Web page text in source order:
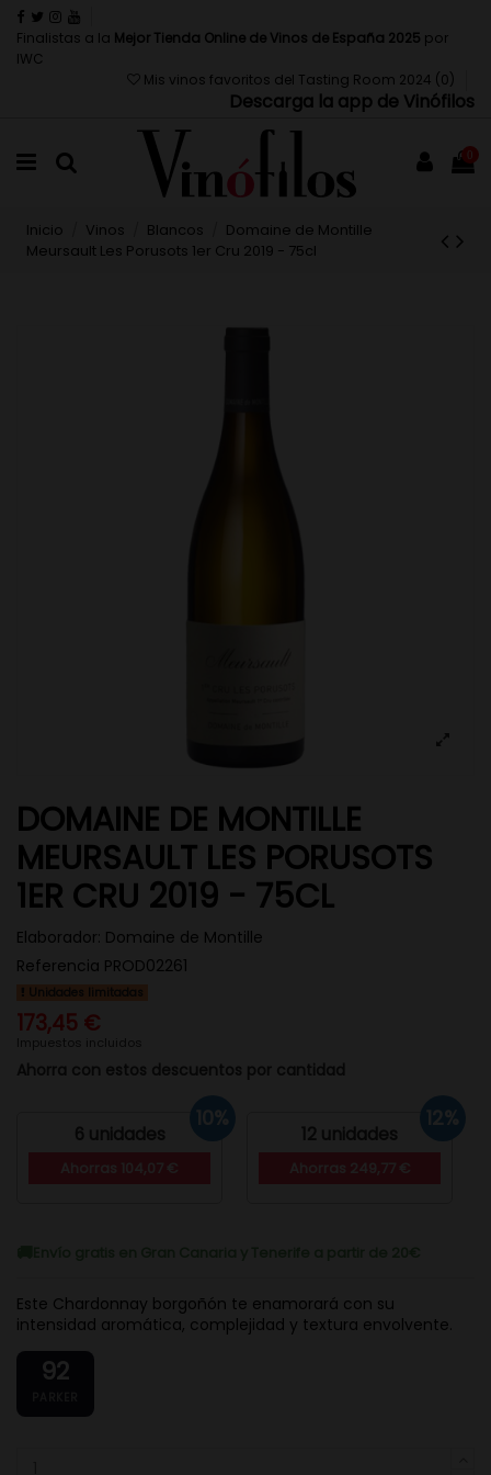
Finalistas a la Mejor Tienda Online de Vinos de España 2025 por
IWC
Mis vinos favoritos del Tasting Room 2024 (0 )
Descarga la app de Vinófilos
0
Inicio Vinos Blancos
Domaine de Montille
Meursault Les Porusots 1er Cru 2019 - 75cl
DOMAINE DE MONTILLE
MEURSAULT LES PORUSOTS
1ER CRU 2019 - 75CL
Elaborador: Domaine de Montille
Referencia PROD02261
Unidades limitadas
173,45 €
Impuestos incluidos
Ahorra con estos descuentos por cantidad
6 unidades
10%
12 unidades
12%
Este Chardonnay borgoñón te enamorará con su
intensidad aromática, complejidad y textura envolvente.
92